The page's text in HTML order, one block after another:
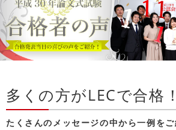
多くの方がLECで合格！
たくさんのメッセージの中から一例をご